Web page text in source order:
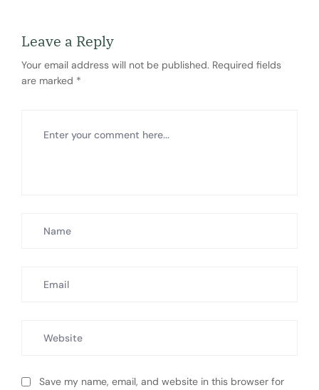
Leave a Reply
Your email address will not be published. Required fields
are marked *
Save my name, email, and website in this browser for